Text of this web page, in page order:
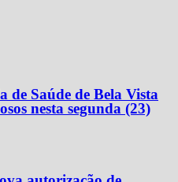
de Saúde de Bela Vista
nesta segunda (23)